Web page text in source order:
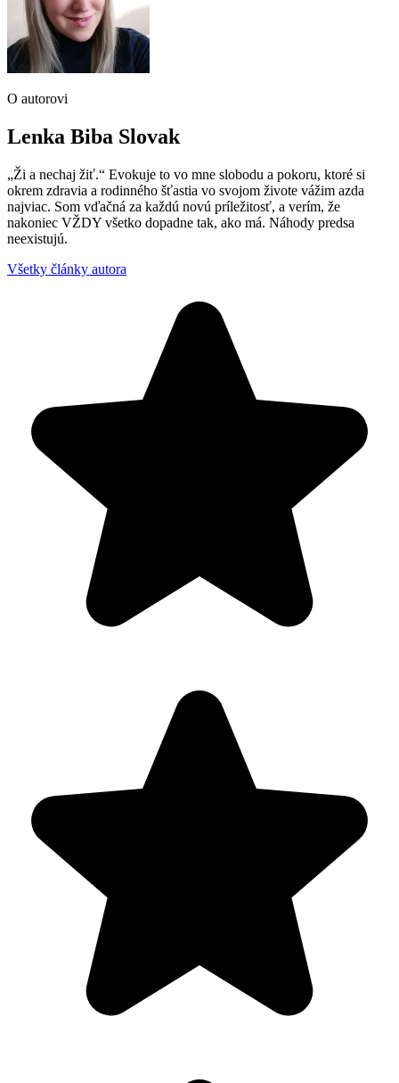
O autorovi
Lenka Biba Slovak
„Ži a nechaj žiť.“ Evokuje to vo mne slobodu a pokoru, ktoré si
okrem zdravia a rodinného šťastia vo svojom živote vážim azda
najviac. Som vďačná za každú novú príležitosť, a verím, že
nakoniec VŽDY všetko dopadne tak, ako má. Náhody predsa
neexistujú.
Všetky články autora